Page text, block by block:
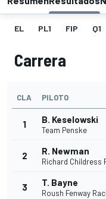
EL PL1 FIP Q1
Carrera
CLA PILOTO
1 B. Keselowski
Team Penske
2 R. Newman
Richard Childress
3 T. Bayne
Roush Fenway